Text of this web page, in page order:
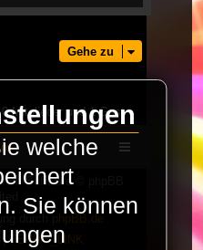
Gehe zu
Mitglieder und 1 Gast
Software © phpBB
phpBB.de
|TERMS_LINK
welche
Sie können